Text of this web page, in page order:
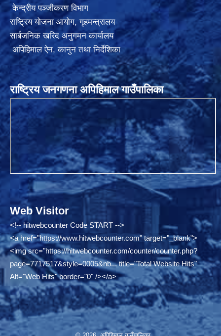
केन्द्रीय पञ्जीकरण विभाग
राष्ट्रिय योजना आयोग,गृहमन्त्रालय
सार्बजनिक खरिद अनुगमन कार्यालय
अपिहिमाल ऐन, कानुन तथा निर्देशिका
राष्ट्रिय जनगणना अपिहिमाल गाउँपालिका
Web Visitor
<!-- hitwebcounter Code START -->
<a href="https://www.hitwebcounter.com"target="_blank">
<img src="https://hitwebcounter.com/counter/counter.php?
page=7717517&style=0005&nb...title="Total Website Hits"
Alt="Web Hits" border="0" /></a>